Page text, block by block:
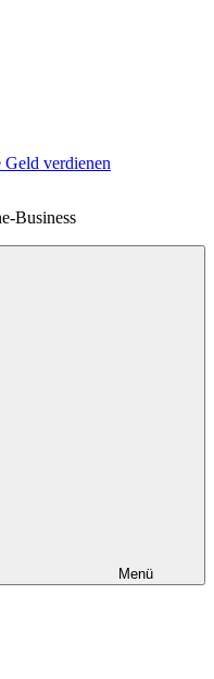
verdienen
Business
Menü